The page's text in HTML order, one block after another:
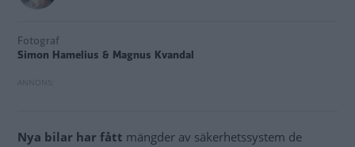
Fotograf
Simon Hamelius & Magnus Kvandal
Nya bilar har fått mängder av säkerhetssystem de